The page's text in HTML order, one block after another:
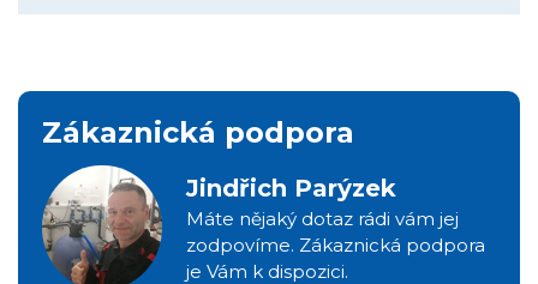
Zákaznická podpora
Jindřich Parýzek
Máte nějaký dotaz rádi vám jej
zodpovíme. Zákaznická podpora
je Vám k dispozici.